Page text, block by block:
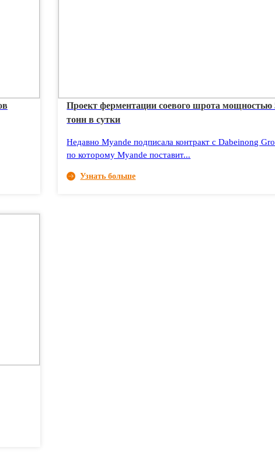
Проект ферментации соевого шрота мощностью
тонн в сутки
Недавно Myande подписала контракт с Dabeinong
по которому Myande поставит...
Узнать больше